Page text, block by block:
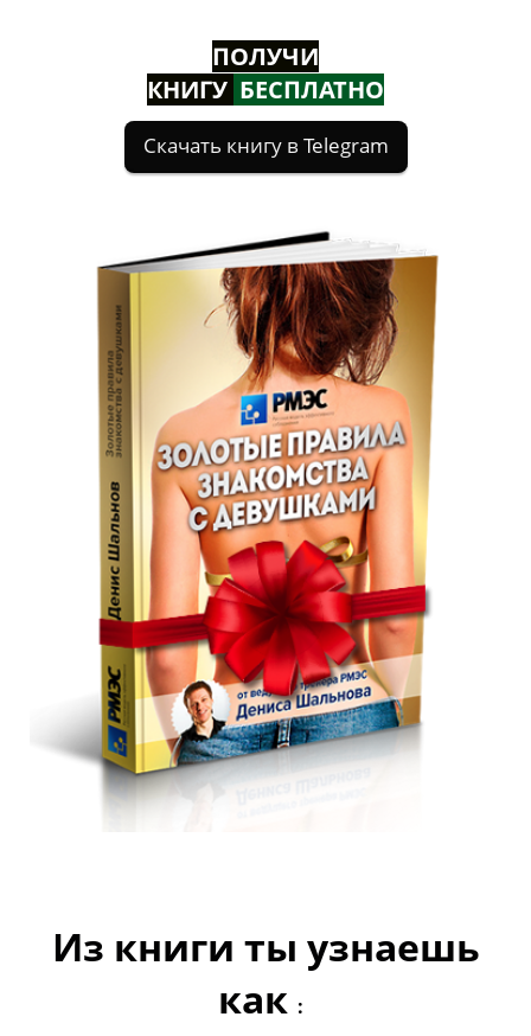
ПОЛУЧИ
КНИГУ БЕСПЛАТНО
Из книги ты узнаешь
как :